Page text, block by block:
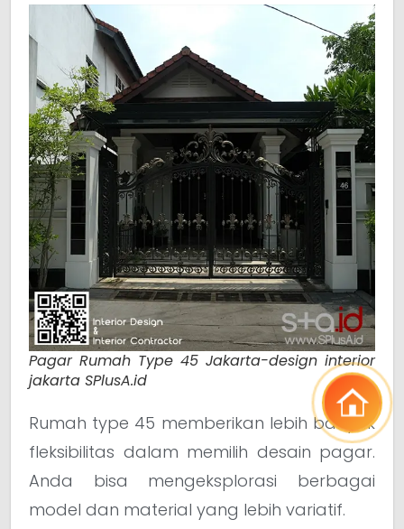
Pagar Rumah Type 45 Jakarta-design interior
jakarta SPlusA.id
Rumah type 45 memberikan lebih banyak
fleksibilitas dalam memilih desain pagar.
Anda bisa mengeksplorasi berbagai
model dan material yang lebih variatif.